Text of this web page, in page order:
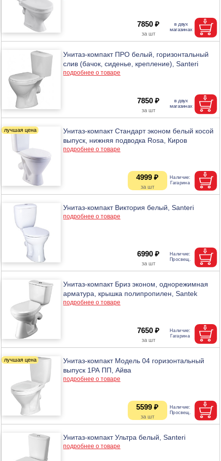
7850 ₽
Унитаз-компакт ПРО белый, горизонтальный
слив (бачок, сиденье, крепление), Santeri
подробнее о товаре
7850 ₽
Унитаз-компакт Стандарт эконом белый косой
выпуск, нижняя подводка Rosa, Киров
подробнее о товаре
4999 ₽
Унитаз-компакт Виктория белый, Santeri
подробнее о товаре
6990 ₽
Унитаз-компакт Бриз эконом, однорежимная
арматура, крышка полипропилен, Santek
подробнее о товаре
7650 ₽
Унитаз-компакт Модель 04 горизонтальный
выпуск 1РА ПП, Айва
подробнее о товаре
5599 ₽
Унитаз-компакт Ультра белый, Santeri
подробнее о товаре